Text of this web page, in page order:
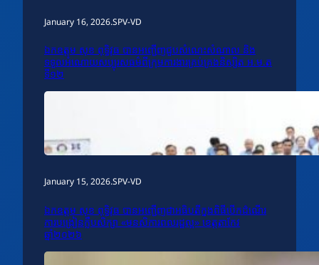
January 16, 2026.SPV-VD
ឯកឧត្តម សុខ ពុទ្ធិវុធ បានអញ្ជើញជួបសំណេះសំណាល និង
ទទួលអំណោយសប្បុរសធម៌ពីក្រុមការងារគ្រប់គ្រងនិស្សិត អ.ម.ត
ទី១២
January 15, 2026.SPV-VD
ឯកឧត្តម សុខ ពុទ្ធិវុធ បានអញ្ជើញជាអធិបតីក្នុងពិធីបើកដំណើរ
ការបង្រៀនក្លឹបសិក្សា «មនសិការពលរដ្ឋល្អ» ខេត្តតាកែវ
ឆ្នាំ២០២៦